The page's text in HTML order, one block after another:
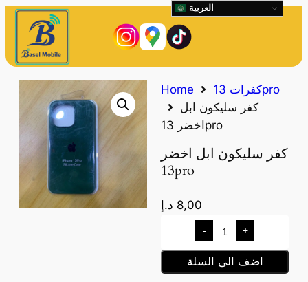
Home
كفرات 13pro
كفر سليكون ابل
اخضر 13pro
كفر سليكون ابل اخضر
13pro
8,00 د.إ
- +
اضف الى السلة
العربية